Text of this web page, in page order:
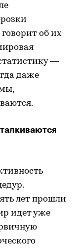
об их
—
даже
лет прошли
идет уже